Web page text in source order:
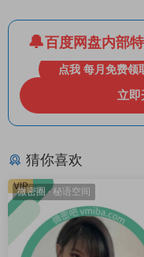
百度网盘内部
点我 每月免费
立即
猜你喜欢
微密圈·秘语空间
VIP